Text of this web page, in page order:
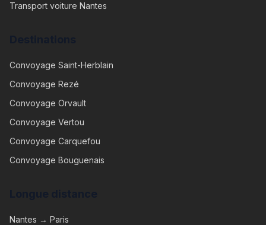
Transport voiture Nantes
Convoyage Saint-Herblain
Convoyage Rezé
Convoyage Orvault
Convoyage Vertou
Convoyage Carquefou
Convoyage Bouguenais
Nantes → Paris